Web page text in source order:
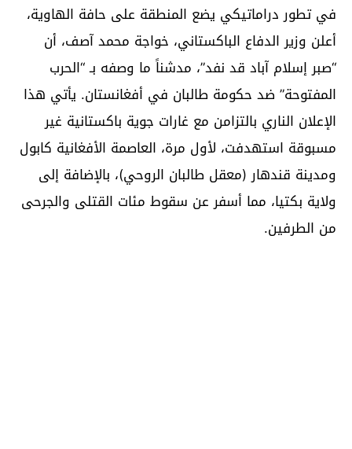
في تطور دراماتيكي يضع المنطقة على حافة الهاوية،
أعلن وزير الدفاع الباكستاني، خواجة محمد آصف، أن
“صبر إسلام آباد قد نفد”، مدشناً ما وصفه بـ “الحرب
المفتوحة” ضد حكومة طالبان في أفغانستان. يأتي هذا
الإعلان الناري بالتزامن مع غارات جوية باكستانية غير
مسبوقة استهدفت، لأول مرة، العاصمة الأفغانية كابول
ومدينة قندهار (معقل طالبان الروحي)، بالإضافة إلى
ولاية بكتيا، مما أسفر عن سقوط مئات القتلى والجرحى
من الطرفين.